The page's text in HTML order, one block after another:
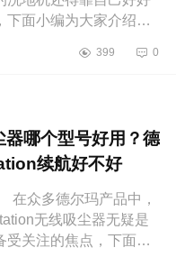
下面小编为大家介绍下
值得入手 友望和追
399 0
器哪个型号好用？德
续航好不好
众多德尔玛产品中，
无线吸尘器无疑是
受关注的焦点，下面小